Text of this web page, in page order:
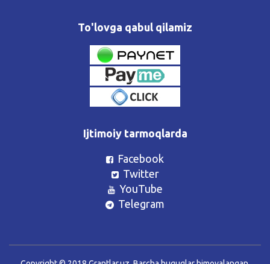
To'lovga qabul qilamiz
Ijtimoiy tarmoqlarda
Facebook
Twitter
YouTube
Telegram